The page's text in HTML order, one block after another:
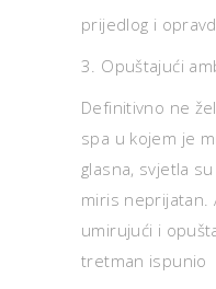
prijedlog i
3. Opuštajući
Definitivno ne
spa u kojem je
glasna, svjetla
miris neprijatan.
umirujući i
tretman ispunio